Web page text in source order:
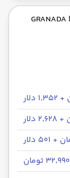
| GRANADA
تومان